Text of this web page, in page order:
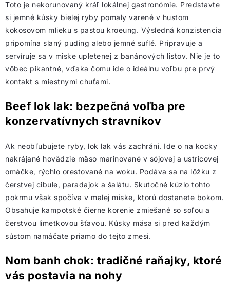
Toto je nekorunovaný kráľ lokálnej gastronómie. Predstavte
si jemné kúsky bielej ryby pomaly varené v hustom
kokosovom mlieku s pastou kroeung. Výsledná konzistencia
pripomína slaný puding alebo jemné suflé. Pripravuje a
servíruje sa v miske upletenej z banánových listov. Nie je to
vôbec pikantné, vďaka čomu ide o ideálnu voľbu pre prvý
kontakt s miestnymi chuťami.
Beef lok lak: bezpečná voľba pre
konzervatívnych stravníkov
Ak neobľubujete ryby, lok lak vás zachráni. Ide o na kocky
nakrájané hovädzie mäso marinované v sójovej a ustricovej
omáčke, rýchlo orestované na woku. Podáva sa na lôžku z
čerstvej cibule, paradajok a šalátu. Skutočné kúzlo tohto
pokrmu však spočíva v malej miske, ktorú dostanete bokom.
Obsahuje kampotské čierne korenie zmiešané so soľou a
čerstvou limetkovou šťavou. Kúsky mäsa si pred každým
sústom namáčate priamo do tejto zmesi.
Nom banh chok: tradičné raňajky, ktoré
vás postavia na nohy